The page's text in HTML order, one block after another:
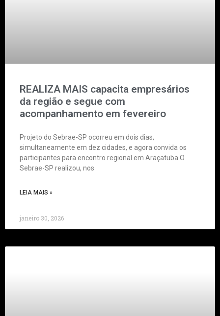
REALIZA MAIS capacita empresários
da região e segue com
acompanhamento em fevereiro
Projeto do Sebrae-SP ocorreu em dois dias,
simultaneamente em dez cidades, e agora convida os
participantes para encontro regional em Araçatuba O
Sebrae-SP realizou, nos
LEIA MAIS »
janeiro 30, 2026